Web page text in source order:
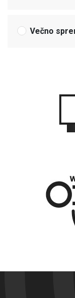
Večno